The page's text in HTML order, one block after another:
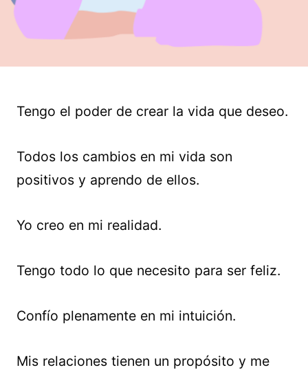
Tengo el poder de crear la vida que deseo.
Todos los cambios en mi vida son
positivos y aprendo de ellos.
Yo creo en mi realidad.
Tengo todo lo que necesito para ser feliz.
Confío plenamente en mi intuición.
Mis relaciones tienen un propósito y me